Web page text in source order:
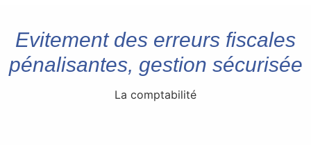
Evitement des erreurs fiscales
pénalisantes, gestion sécurisée
La comptabilité